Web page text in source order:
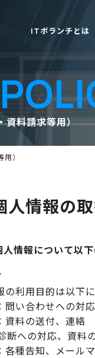
ITボランチとは
資料請求等用）
）
人情報の
情報について以下
利用目的は以下に
問い合わせへの対
資料の送付、連絡
断への対応、資料
各種告知、メール